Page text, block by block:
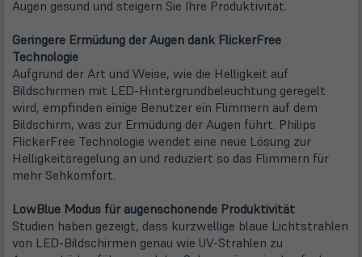
Augen gesund und steigern Sie Ihre Produktivität.
Geringere Ermüdung der Augen dank FlickerFree
Technologie
Aufgrund der Art und Weise, wie die Helligkeit auf
Bildschirmen mit LED-Hintergrundbeleuchtung geregelt
wird, empfinden einige Benutzer ein Flimmern auf dem
Bildschirm, was zur Ermüdung der Augen führt. Philips
FlickerFree Technologie wendet eine neue Lösung zur
Helligkeitsregelung an und reduziert so das Flimmern für
mehr Sehkomfort.
LowBlue Modus für augenschonende Produktivität
Studien haben gezeigt, dass kurzwellige blaue Lichtstrahlen
von LED-Bildschirmen genau wie UV-Strahlen zu